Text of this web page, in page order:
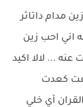
مدام داتاثر
اني احب زين
... لالا اكيد
كعدت
أي خلي